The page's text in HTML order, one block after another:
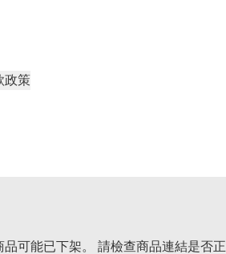
政策
可能已下架。 請檢查商品連結是否正